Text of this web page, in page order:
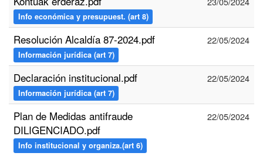
Info económica y presupuest. (art 8)
Resolución Alcaldía 87-2024.pdf
Información jurídica (art 7)
22/05/2024
Declaración institucional.pdf
Información jurídica (art 7)
22/05/2024
Plan de Medidas antifraude
DILIGENCIADO.pdf
Info institucional y organiza.(art 6)
22/05/2024